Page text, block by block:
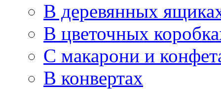
В деревянных
В цветочных
С макарони и
В конвертах